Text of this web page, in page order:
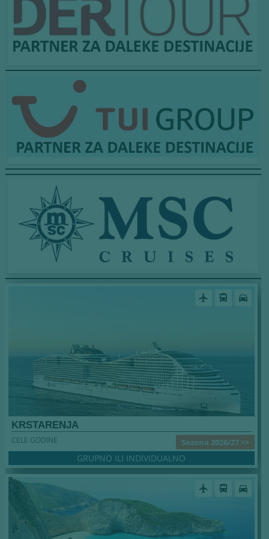
airplanemode_active directions_bus directions_car
KRSTARENJA
Sezona 2026/27 >>
CELE GODINE
GRUPNO ILI INDIVIDUALNO
airplanemode_active directions_bus directions_car